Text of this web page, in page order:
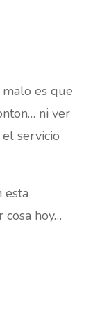
malo es que
ni ver
servicio
esta
hoy…